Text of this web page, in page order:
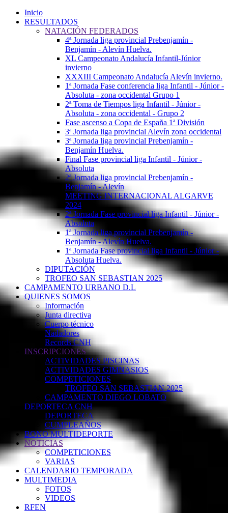
Inicio
RESULTADOS
NATACIÓN FEDERADOS
4ª Jornada liga provincial Prebenjamín -
Benjamín - Alevín Huelva.
XL Campeonato Andalucía Infantil-Júnior
invierno
XXXIII Campeonato Andalucía Alevín invierno.
1ª Jornada Fase conferencia liga Infantil - Júnior -
Absoluta - zona occidental Grupo 1
2ª Toma de Tiempos liga Infantil - Júnior -
Absoluta - zona occidental - Grupo 2
Fase ascenso a Copa de España 1ª División
3ª Jornada liga provincial Alevín zona occidental
3ª Jornada liga provincial Prebenjamín -
Benjamín Huelva.
Final Fase provincial liga Infantil - Júnior -
Absoluta
2ª Jornada liga provincial Prebenjamín -
Benjamín - Alevín
MEETING INTERNACIONAL ALGARVE
2024
2ª Jornada Fase provincial liga Infantil - Júnior -
Absoluta
1ª Jornada liga provincial Prebenjamín -
Benjamín - Alevín Huelva.
1ª Jornada Fase provincial liga Infantil - Júnior -
Absoluta Huelva.
DIPUTACIÓN
TROFEO SAN SEBASTIAN 2025
CAMPAMENTO URBANO D.L
QUIENES SOMOS
Información
Junta directiva
Cuerpo técnico
Nadadores
Records CNH
INSCRIPCIONES
ACTIVIDADES PISCINAS
ACTIVIDADES GIMNASIOS
COMPETICIONES
TROFEO SAN SEBASTIAN 2025
CAMPAMENTO DIEGO LOBATO
DEPORTECA CNH
DEPORTECA
CUMPLEAÑOS
BONO MULTIDEPORTE
NOTICIAS
COMPETICIONES
VARIAS
CALENDARIO TEMPORADA
MULTIMEDIA
FOTOS
VIDEOS
RFEN